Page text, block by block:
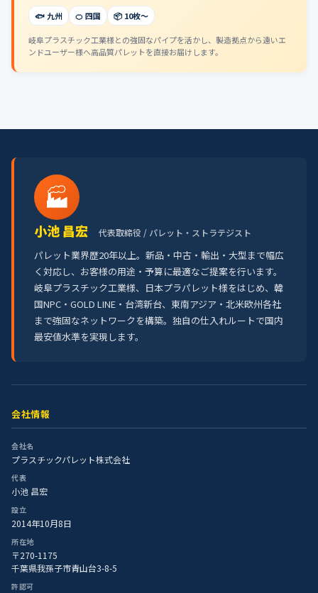
🐟 九州 🍊 四国 📦 10枚〜
岐阜プラスチック工業様との強固なパイプを活かし、製造拠点から遠いエ
ンドユーザー様へ高品質パレットを直接お届けします。
🏭
小池 昌宏 代表取締役 / パレット・ストラテジスト
パレット業界歴20年以上。新品・中古・輸出・大型まで幅広
く対応し、お客様の用途・予算に最適なご提案を行います。
岐阜プラスチック工業様、日本プラパレット様をはじめ、韓
国NPC・GOLD LINE・台湾新台、東南アジア・北米欧州各社
まで強固なネットワークを構築。独自の仕入れルートで国内
最安値水準を実現します。
会社情報
会社名
プラスチックパレット株式会社
代表
小池 昌宏
設立
2014年10月8日
所在地
〒270-1175
千葉県我孫子市青山台3-8-5
許認可